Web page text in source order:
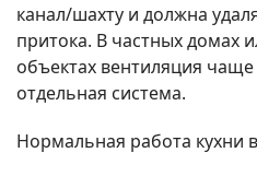
канал/шахту и должна
притока. В частных домах
объектах вентиляция
отдельная система.
Нормальная работа кухни